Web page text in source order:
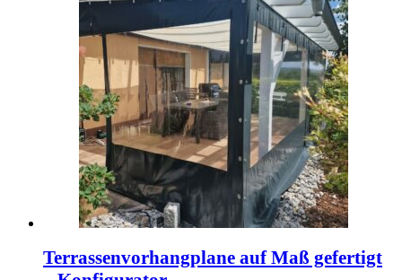
Terrassenvorhangplane auf Maß gefertigt